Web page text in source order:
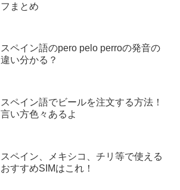
フまとめ
スペイン語のpero pelo perroの発音の
違い分かる？
スペイン語でビールを注文する方法！
言い方色々あるよ
スペイン、メキシコ、チリ等で使える
おすすめSIMはこれ！